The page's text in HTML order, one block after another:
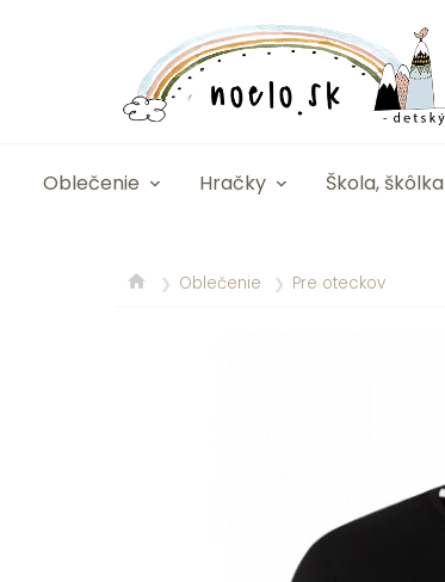
Oblečenie Hračky Škola, škôlka
❯ Oblečenie ❯ Pre oteckov